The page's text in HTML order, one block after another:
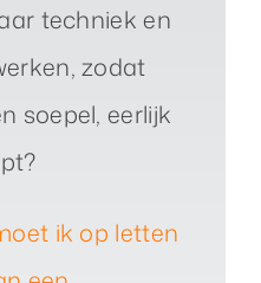
techniek en
zodat
soepel, eerlijk
ik op letten